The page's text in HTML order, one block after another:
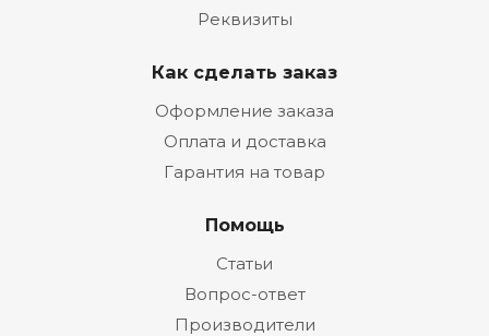
Реквизиты
Как сделать заказ
Оформление заказа
Оплата и доставка
Гарантия на товар
Помощь
Статьи
Вопрос-ответ
Производители